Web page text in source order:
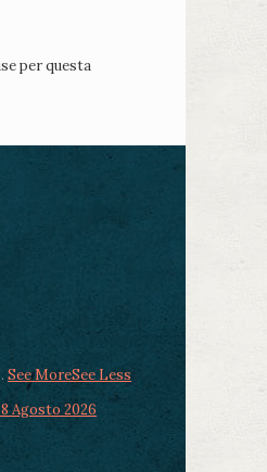
per questa
See MoreSee Less
Agosto 2026